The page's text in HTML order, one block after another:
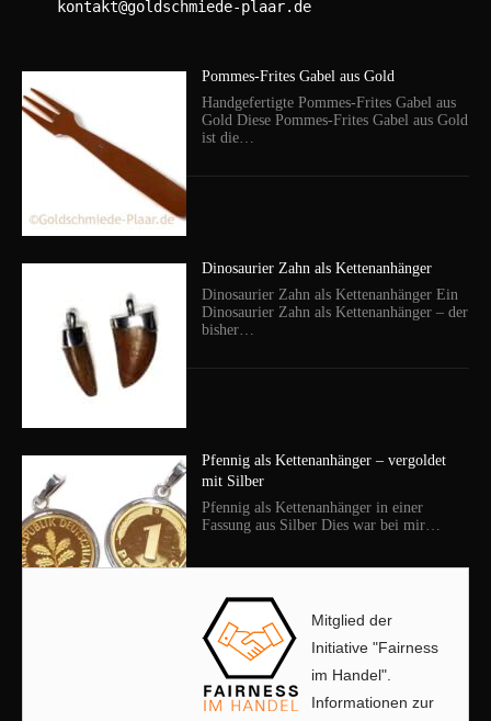
Pommes-Frites Gabel aus Gold
Handgefertigte Pommes-Frites Gabel aus
Gold Diese Pommes-Frites Gabel aus Gold
ist die…
Dinosaurier Zahn als Kettenanhänger
Dinosaurier Zahn als Kettenanhänger Ein
Dinosaurier Zahn als Kettenanhänger – der
bisher…
Pfennig als Kettenanhänger – vergoldet
mit Silber
Pfennig als Kettenanhänger in einer
Fassung aus Silber Dies war bei mir…
Mitglied der
Initiative "Fairness
im Handel".
Informationen zur